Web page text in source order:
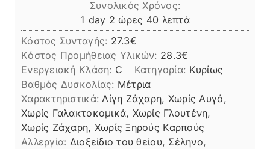
Συνολικός Χρόνος:
1 day
day 2 ώρες
ώρες 40 λεπτά
λεπτά
Κόστος Συνταγής: 27.3€
Kόστος Προμήθειας Υλικών: 28.3
Ενεργειακή Κλάση: C Κατηγορία: Κυρίως
Βαθμός Δυσκολίας: Μέτρια
Χαρακτηριστικά: Λίγη Ζάχαρη, Χωρίς Αυγό,
Χωρίς Γαλακτοκομικά, Χωρίς Γλουτένη,
Χωρίς Ζάχαρη, Χωρίς Ξηρούς Καρπούς
Αλλεργία: Διοξείδιο του θείου, Σέληνο,